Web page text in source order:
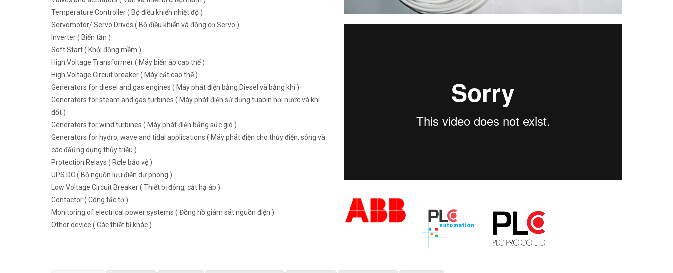
Temperature Controller ( Bộ điều khiển nhiệt độ )
Servomotor/ Servo Drives ( Bộ điều khiển và động cơ Servo )
Inverter ( Biến tần )
Soft Start ( Khởi động mềm )
High Voltage Transformer ( Máy biến áp cao thế )
High Voltage Circuit breaker ( Máy cắt cao thế )
Generators for diesel and gas engines ( Máy phát điện bằng Diesel và bằng khí )
Generators for steam and gas turbines ( Máy phát điện sử dụng tuabin hơi nước và khí
đốt )
Generators for wind turbines ( Máy phát điện bằng sức gió )
Generators for hydro, wave and tidal applications ( Máy phát điện cho thủy điện, sóng và
các đấứng dụng thủy triều )
Protection Relays ( Rơle bảo vệ )
UPS DC ( Bộ nguồn lưu điện dự phòng )
Low Voltage Circuit Breaker ( Thiết bị đóng, cắt hạ áp )
Contactor ( Công tắc tơ )
Monitoring of electrical power systems ( Đồng hồ giám sát nguồn điện )
Other device ( Các thiết bị khác )